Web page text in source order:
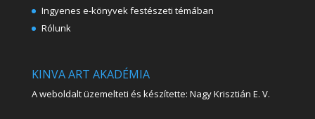
Ingyenes e-könyvek festészeti témában
Rólunk
KINVA ART AKADÉMIA
A weboldalt üzemelteti és készítette: Nagy Krisztián E. V.